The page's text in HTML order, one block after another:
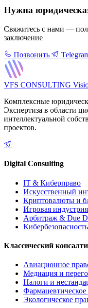
Нужна
Свяжитесь с нами —
заключение
Позвонить
VFS CONSULTING
Комплексные
Экспертиза в области
интеллектуальной
проектов.
Digital Consulting
IT & Киберправо
Искусственный
Криптовалюты и
Игровая
Арбитраж & Due
Классический
Авиационное
Медиация и
Налоги и
Экологическое